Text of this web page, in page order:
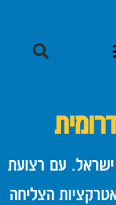
עם רצועת
הצליחה